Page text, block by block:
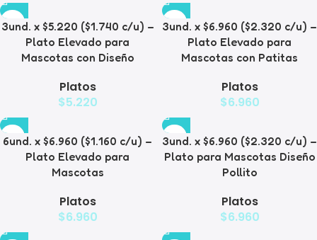
3und. x $5.220 ($1.740 c/u) –
Plato Elevado para
Mascotas con Diseño
Platos
$5.220
3und. x $6.960 ($2.320 c/u) –
Plato Elevado para
Mascotas con Patitas
Platos
$6.960
6und. x $6.960 ($1.160 c/u) –
Plato Elevado para
Mascotas
Platos
$6.960
3und. x $6.960 ($2.320 c/u) –
Plato para Mascotas Diseño
Pollito
Platos
$6.960